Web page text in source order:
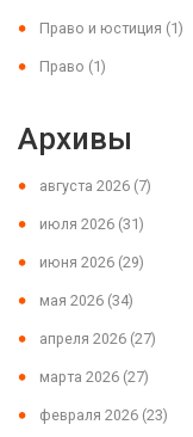
Право и юстиция (1)
Право (1)
Архивы
августа 2026 (7)
июля 2026 (31)
июня 2026 (29)
мая 2026 (34)
апреля 2026 (27)
марта 2026 (27)
февраля 2026 (23)